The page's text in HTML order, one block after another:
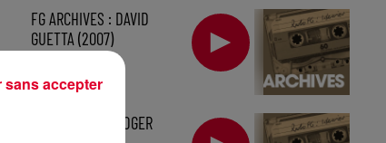
FG ARCHIVES : DAVID
GUETTA (2007)
FG ARCHIVES : ROGER
sans accepter